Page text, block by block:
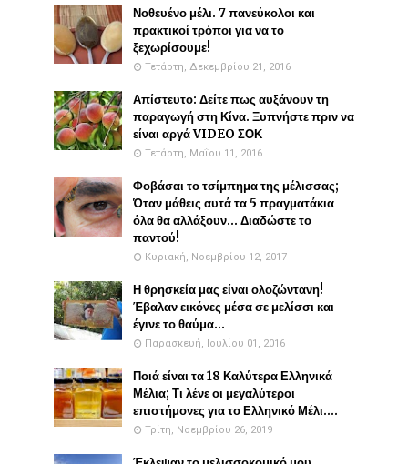
Νοθευένο μέλι. 7 πανεύκολοι και
πρακτικοί τρόποι για να το
ξεχωρίσουμε!
Τετάρτη, Δεκεμβρίου 21, 2016
Απίστευτο: Δείτε πως αυξάνουν τη
παραγωγή στη Κίνα. Ξυπνήστε πριν να
είναι αργά VIDEO ΣΟΚ
Τετάρτη, Μαΐου 11, 2016
Φοβάσαι το τσίμπημα της μέλισσας;
Όταν μάθεις αυτά τα 5 πραγματάκια
όλα θα αλλάξουν... Διαδώστε το
παντού!
Κυριακή, Νοεμβρίου 12, 2017
Η θρησκεία μας είναι ολοζώντανη!
Έβαλαν εικόνες μέσα σε μελίσσι και
έγινε το θαύμα...
Παρασκευή, Ιουλίου 01, 2016
Ποιά είναι τα 18 Καλύτερα Ελληνικά
Μέλια; Τι λένε οι μεγαλύτεροι
επιστήμονες για το Ελληνικό Μέλι....
Τρίτη, Νοεμβρίου 26, 2019